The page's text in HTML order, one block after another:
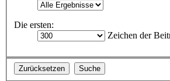
Die ersten:
Zeichen der